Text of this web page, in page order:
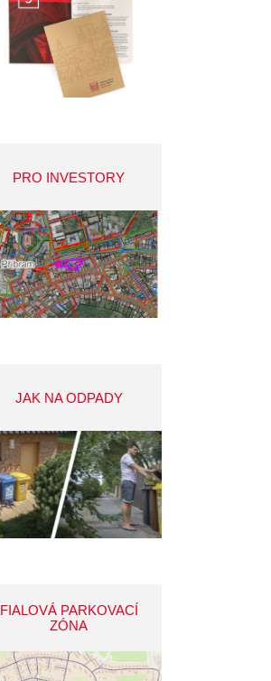
PRO INVESTORY
JAK NA ODPADY
FIALOVÁ PARKOVACÍ
ZÓNA